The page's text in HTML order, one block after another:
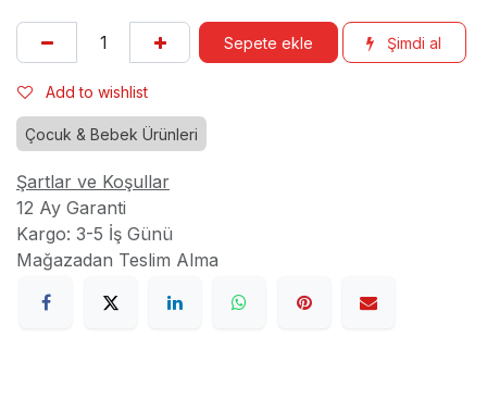
Sepete ekle Şimdi al
Add to wishlist
Çocuk & Bebek Ürünleri
Şartlar ve Koşullar
12 Ay Garanti
Kargo: 3-5 İş Günü
Mağazadan Teslim Alma